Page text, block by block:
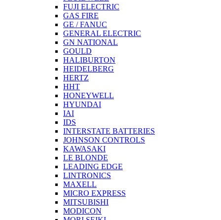
FUJI ELECTRIC
GAS FIRE
GE / FANUC
GENERAL ELECTRIC
GN NATIONAL
GOULD
HALIBURTON
HEIDELBERG
HERTZ
HHT
HONEYWELL
HYUNDAI
IAI
IDS
INTERSTATE BATTERIES
JOHNSON CONTROLS
KAWASAKI
LE BLONDE
LEADING EDGE
LINTRONICS
MAXELL
MICRO EXPRESS
MITSUBISHI
MODICON